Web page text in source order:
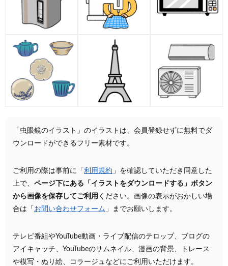
「虫眼鏡のイラスト」のイラストは、会員登録せずに無料でダ
ウンロードができるフリー素材です。
ご利用の際は事前に「 利用規約 」を確認していただき同意した
上で、 ページ下にある「イラストをダウンロードする」ボタン
から画像を保存してご利用 ください。画像の表示がおかしい場
合は「 お問い合わせフォーム 」までお願いします。
テレビ番組やYouTube動画・ライブ配信のテロップ、ブログの
アイキャッチ、YouTubeのサムネイル、漫画の背景、トレース
や模写・ぬり絵、コラージュなどにご利用いただけます。